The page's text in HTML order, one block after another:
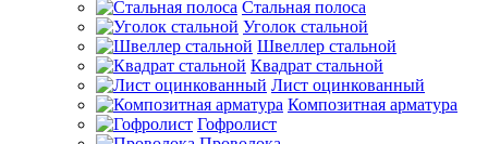
Стальная полоса
Уголок стальной
Швеллер стальной
Квадрат стальной
Лист оцинкованный
Композитная арматура
Гофролист